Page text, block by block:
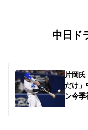
中日ド
片岡氏
だけ」
ン今季